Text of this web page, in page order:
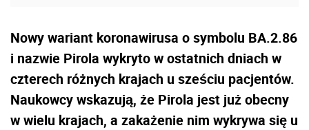
Nowy wariant koronawirusa o symbolu BA.2.86
i nazwie Pirola wykryto w ostatnich dniach w
czterech różnych krajach u sześciu pacjentów.
Naukowcy wskazują, że Pirola jest już obecny
w wielu krajach, a zakażenie nim wykrywa się u